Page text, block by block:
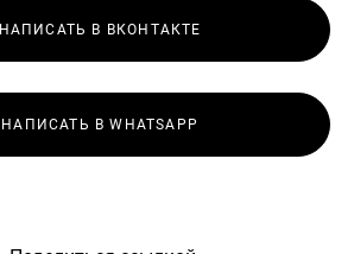
НАПИСАТЬ В ВКОНТАКТЕ
НАПИСАТЬ В WHATSAPP